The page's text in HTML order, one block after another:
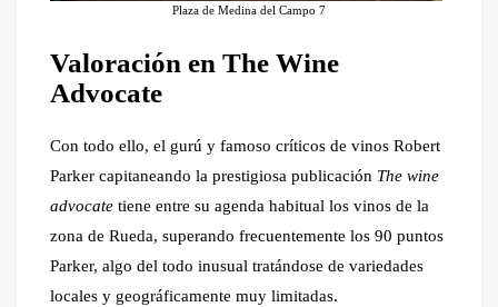
Plaza de Medina del Campo 7
Valoración en The Wine
Advocate
Con todo ello, el gurú y famoso críticos de vinos Robert
Parker capitaneando la prestigiosa publicación The wine
advocate tiene entre su agenda habitual los vinos de la
zona de Rueda, superando frecuentemente los 90 puntos
Parker, algo del todo inusual tratándose de variedades
locales y geográficamente muy limitadas.